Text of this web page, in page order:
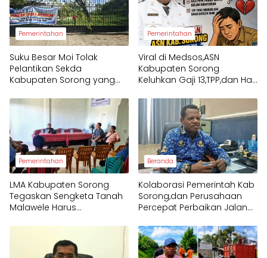
Pemerintahan
Suku Besar Moi Tolak
Pelantikan Sekda
Kabupaten Sorong yang
Pemerintahan
Viral di Medsos,ASN
Kabupaten Sorong
Keluhkan Gaji 13,TPP,dan Hak
Pemerintahan
LMA Kabupaten Sorong
Tegaskan Sengketa Tanah
Malawele Harus
Hukum Adat
Beranda
Kolaborasi Pemerintah Kab
Sorong,dan Perusahaan
Percepat Perbaikan Jalan